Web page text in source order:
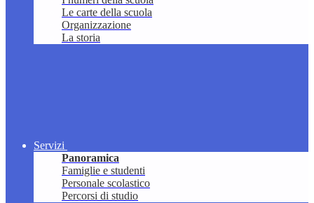
Le carte della scuola
Organizzazione
La storia
Servizi
Panoramica
Famiglie e studenti
Personale scolastico
Percorsi di studio